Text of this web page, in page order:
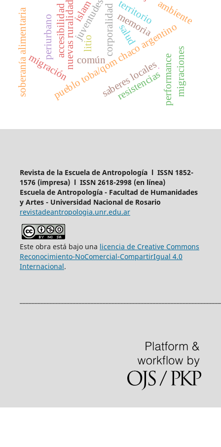
pueblo toba/qom chaco argentino
memoria
corporalidad
performancemigraciones
juventudes
nuevas ruralidades territorio
salud
accesibilidad
migración
periurbano
soberanía alimentaria saberes locales
resistencias
litio
común
ambiente
.
islam
Revista de la Escuela de Antropología l ISSN 1852-
1576 (impresa) l ISSN 2618-2998 (en línea)
Escuela de Antropología - Facultad de Humanidades
y Artes - Universidad Nacional de Rosario
revistadeantropologia.unr.edu.ar
Este obra está bajo una licencia de Creative Commons
Reconocimiento-NoComercial-CompartirIgual 4.0
Internacional.